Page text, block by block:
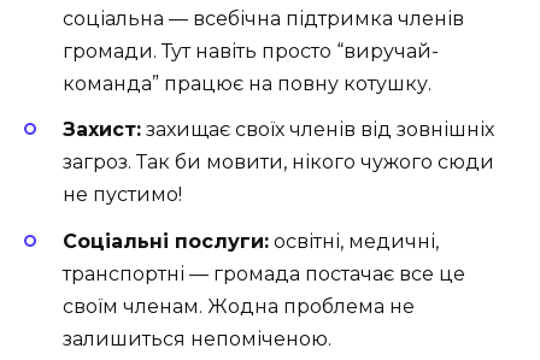
соціальна — всебічна підтримка членів
громади. Тут навіть просто “виручай-
команда” працює на повну котушку.
Захист: захищає своїх членів від зовнішніх
загроз. Так би мовити, нікого чужого сюди
не пустимо!
Соціальні послуги: освітні, медичні,
транспортні — громада постачає все це
своїм членам. Жодна проблема не
залишиться непоміченою.